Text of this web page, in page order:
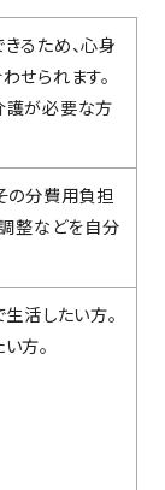
るため、心身
せられます。
護が必要な方
の分費用負担
調整などを自分
活したい方。
方。